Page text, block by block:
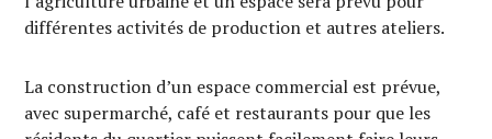
différentes activités de production et autres ateliers.
La construction d’un espace commercial est prévue,
avec supermarché, café et restaurants pour que les